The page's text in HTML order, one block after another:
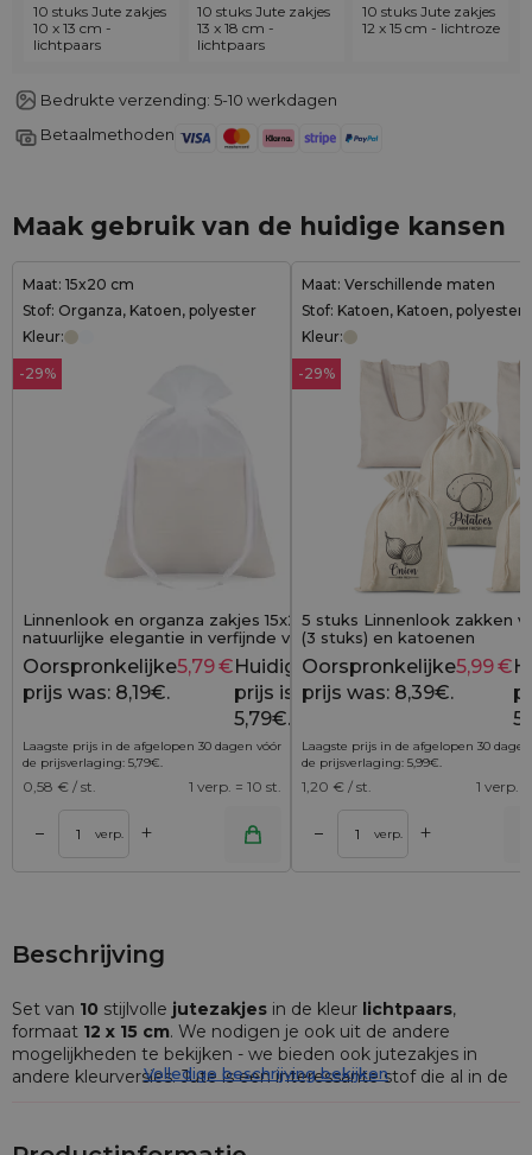
10 stuks Jute zakjes
10 x 13 cm -
lichtpaars
10 stuks Jute zakjes
13 x 18 cm -
lichtpaars
10 stuks Jute zakjes
12 x 15 cm - lichtroze
Bedrukte verzending: 5-10 werkdagen
Betaalmethoden
Maak gebruik van de huidige kansen
Maat: 15x20 cm
Stof: Organza, Katoen, polyester
Kleur:
-29%
Linnenlook en organza zakjes 15x20 cm -
natuurlijke elegantie in verfijnde vorm (10
stuks)
8,19 €
Oorspronkelijke
prijs was: 8,19€.
5,79€Huidige
prijs is:
5,79€.
Laagste prijs in de afgelopen 30 dagen vóór
de prijsverlaging: 5,79€.
0,58 € / st. 1 verp. = 10 st.
– verp. +
Maat: Verschillende maten
Stof: Katoen, Katoen, polyester
Kleur:
-29%
5 stuks Linnenlook zakken
(3 stuks) en katoenen
boodschappentassen (2
Oorspronkelijke
prijs was: 8,39€.
5,99€
Laagste prijs in de afgelopen 30
de prijsverlaging: 5,99€.
1,20 € / st. 1 verp.
– verp. +
Toevoegen aan winkelwagen Toevoegen aan
Beschrijving
Set van 10 stijlvolle jutezakjes in de kleur lichtpaars,
formaat 12 x 15 cm. We nodigen je ook uit de andere
mogelijkheden te bekijken - we bieden ook jutezakjes in
andere kleurversies. Jute is een interessante stof die al in de
Volledige beschrijving bekijken